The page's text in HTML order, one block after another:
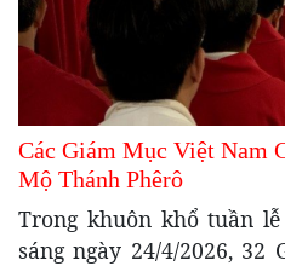
Các Giám Mục Việt Nam
Mộ Thánh Phêrô
Trong khuôn khổ tuần
sáng ngày 24/4/2026,